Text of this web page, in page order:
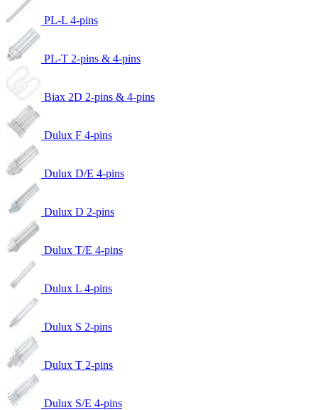
PL-L 4-pins
PL-T 2-pins & 4-pins
Biax 2D 2-pins & 4-pins
Dulux F 4-pins
Dulux D/E 4-pins
Dulux D 2-pins
Dulux T/E 4-pins
Dulux L 4-pins
Dulux S 2-pins
Dulux T 2-pins
Dulux S/E 4-pins